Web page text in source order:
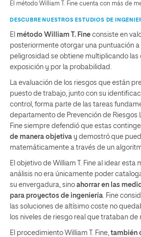
El método William T. Fine cuenta con más de
DESCUBRE NUESTROS ESTUDIOS DE
El método William T. Fine consiste en
posteriormente otorgar una puntuación a
peligrosidad se obtiene multiplicando las
exposición y por la probabilidad.
La evaluación de los riesgos que están
puesto de trabajo, junto con su
control, forma parte de las tareas
departamento de Prevención de Riesgos
Fine siempre defendió que estas
de manera objetiva y demostró que
matemáticamente a través de un
El objetivo de William T. Fine al idear esta
análisis no era únicamente poder
su envergadura, sino ahorrar en las
para proyectos de ingeniería . Fine
las soluciones de altísimo coste no
los niveles de riesgo real que trataban de
El procedimiento William T. Fine, también